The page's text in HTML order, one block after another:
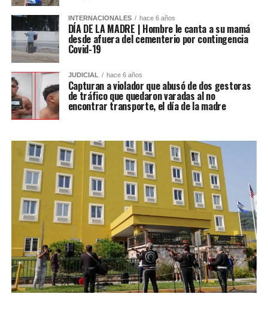
INTERNACIONALES hace 6 años
DÍA DE LA MADRE | Hombre le canta a su mamá
desde afuera del cementerio por contingencia
Covid-19
JUDICIAL hace 6 años
Capturan a violador que abusó de dos gestoras
de tráfico que quedaron varadas al no
encontrar transporte, el día de la madre